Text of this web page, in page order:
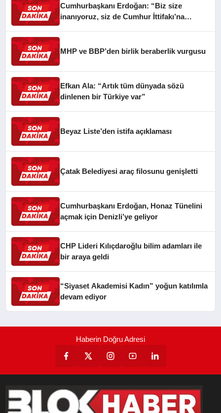
Cumhurbaşkanı Erdoğan: “Biz size
inanıyoruz, siz de Cumhur İttifakı’na
MHP ve BBP’den birlik beraberlik vurgusu
Efkan Ala: “Artık tüm dünyada sözü
dinlenen bir Türkiye var”
Beyaz Liste’den istifa açıklaması
Çatak Belediyesi araç filosunu genişletti
Cumhurbaşkanı Erdoğan, Honaz Tünelini
açmak için Denizli’ye geliyor
CHP Lideri Kılıçdaroğlu bilim adamları ile
bir araya geldi
“Siyaset Akademisi Kadın” yoğun katılımla
devam ediyor
Haberin Doğru Adresi